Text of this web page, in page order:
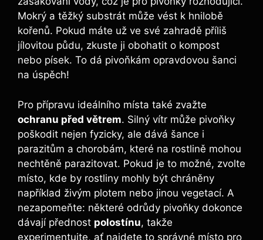
Mokrý a těžký substrát může vést k hnilobě
kořenů. ​Pokud máte už ve své zahradě​ příliš
jílovitou půdu, zkuste ji obohatit o kompost
nebo písek. To dá pivoňkám opravdovou šanci
na ‍úspěch!
Pro přípravu ideálního místa také zvažte
ochranu před větrem. Silný vítr může pivoňky
poškodit nejen fyzicky, ale dává šance i
parazitům a chorobám, které na rostlině⁤ mohou
nechtěně parazitovat. Pokud ​je to možné, zvolte⁣
místo, kde by rostliny mohly být ⁢chráněny
⁢například živým plotem nebo jinou vegetací. ‌A
nezapomeňte: některé odrůdy pivoňky dokonce
dávají přednost‌ polostínu, takže
experimentujte, ať najdete to správné⁤ místo pro